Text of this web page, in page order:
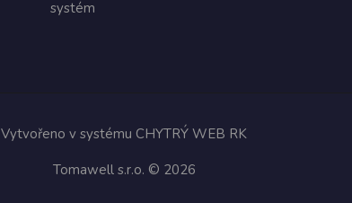
systém
Vytvořeno v systému CHYTRÝ WEB RK
Tomawell s.r.o. © 2026